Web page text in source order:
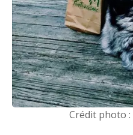
Crédit photo :